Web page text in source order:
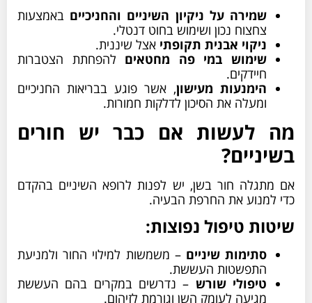
שמירה על ניקיון השיניים והחניכיים באמצעות
צחצוח נכון ושימוש בחוט דנטלי.
ניקוי אבנית תקופתי אצל שיננית.
שימוש במי פה מחטאים להפחתת הצטברות
חיידקים.
הימנעות מעישון, אשר פוגע בבריאות החניכיים
ומעלה את הסיכון לדלקות חמורות.
מה לעשות אם כבר יש חורים
בשיניים?
אם מתגלה חור בשן, יש לפנות לרופא השיניים בהקדם
כדי למנוע את החרפת הבעיה.
שיטות טיפול נפוצות:
סתימות שיניים – משמשות למילוי החור ולמניעת
התפשטות העששת.
טיפולי שורש – נדרשים במקרים בהם העששת
מגיעה לעומק השן וגורמת לזיהום.